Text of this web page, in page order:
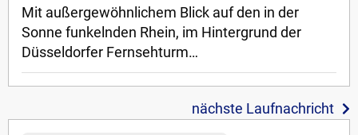
Mit außergewöhnlichem Blick auf den in der
Sonne funkelnden Rhein, im Hintergrund der
Düsseldorfer Fernsehturm…
nächste Laufnachricht